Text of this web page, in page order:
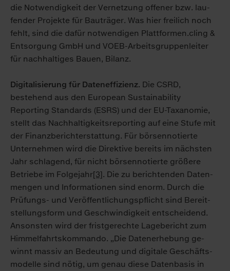
die Not­wen­dig­keit der Ver­net­zung of­fe­ner bzw. lau­
fen­der Pro­jek­te für Bau­trä­ger. Was hier frei­lich noch
fehlt, sind die da­für not­wen­di­gen Platt­for­men.cling &
Ent­sor­gung GmbH und VO­EB-Ar­beits­grup­pen­lei­ter
für nach­hal­ti­ges Bau­en, Bi­lanz.
Digitalisierung für Dateneffizienz. Die CSRD,
bestehend aus den European Sustainability
Reporting Standards (ESRS) und der EU-Taxanomie,
stellt das Nachhaltigkeitsreporting auf eine Stufe mit
der Finanzberichterstattung. Für börsennotierte
Unternehmen wird die Direktive bereits im nächsten
Jahr schlagend, für nicht börsennotierte größere
Betriebe im Folgejahr[3]. Die zu be­rich­ten­den Da­ten­
men­gen und In­for­ma­tio­nen sind enorm. Durch die
Prü­fungs- und Ver­öf­fent­li­chungs­pflicht sind Be­reit­
stel­lungs­form und Ge­schwin­dig­keit ent­schei­dend.
An­sons­ten wird der frist­ge­rech­te La­ge­be­richt zum
Him­mel­fahrts­kom­man­do. „Die Da­ten­er­he­bung ge­
winnt mas­siv an Be­deu­tung und di­gi­ta­le Ge­schäfts­
mo­del­le sind nö­tig, um ge­nau die­se Da­ten­ba­sis in